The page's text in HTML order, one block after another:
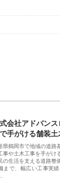
会社アドバン
手がける舗装
県鶴岡市で地域の道路
事や土木工事を手がけ
の生活を支える道路整
まで、幅広い工事実